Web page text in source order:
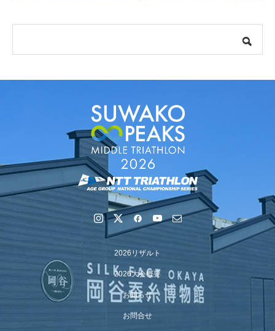
【イベント報告】Luminaオンラインガイドツアーが開催
されました
2026リザルト
2026大会概要
お知らせ
お問合せ